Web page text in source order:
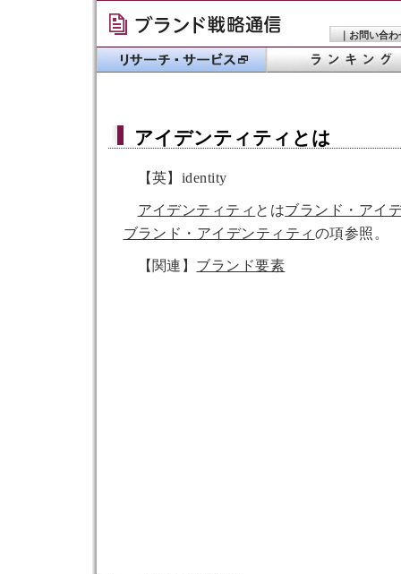
｜ お問い合わ
アイデンティティ とは
【英】identity
アイデンティティ とはブランド・アイ
ブランド・アイデンティティ の項参照。
【関連】 ブランド要素